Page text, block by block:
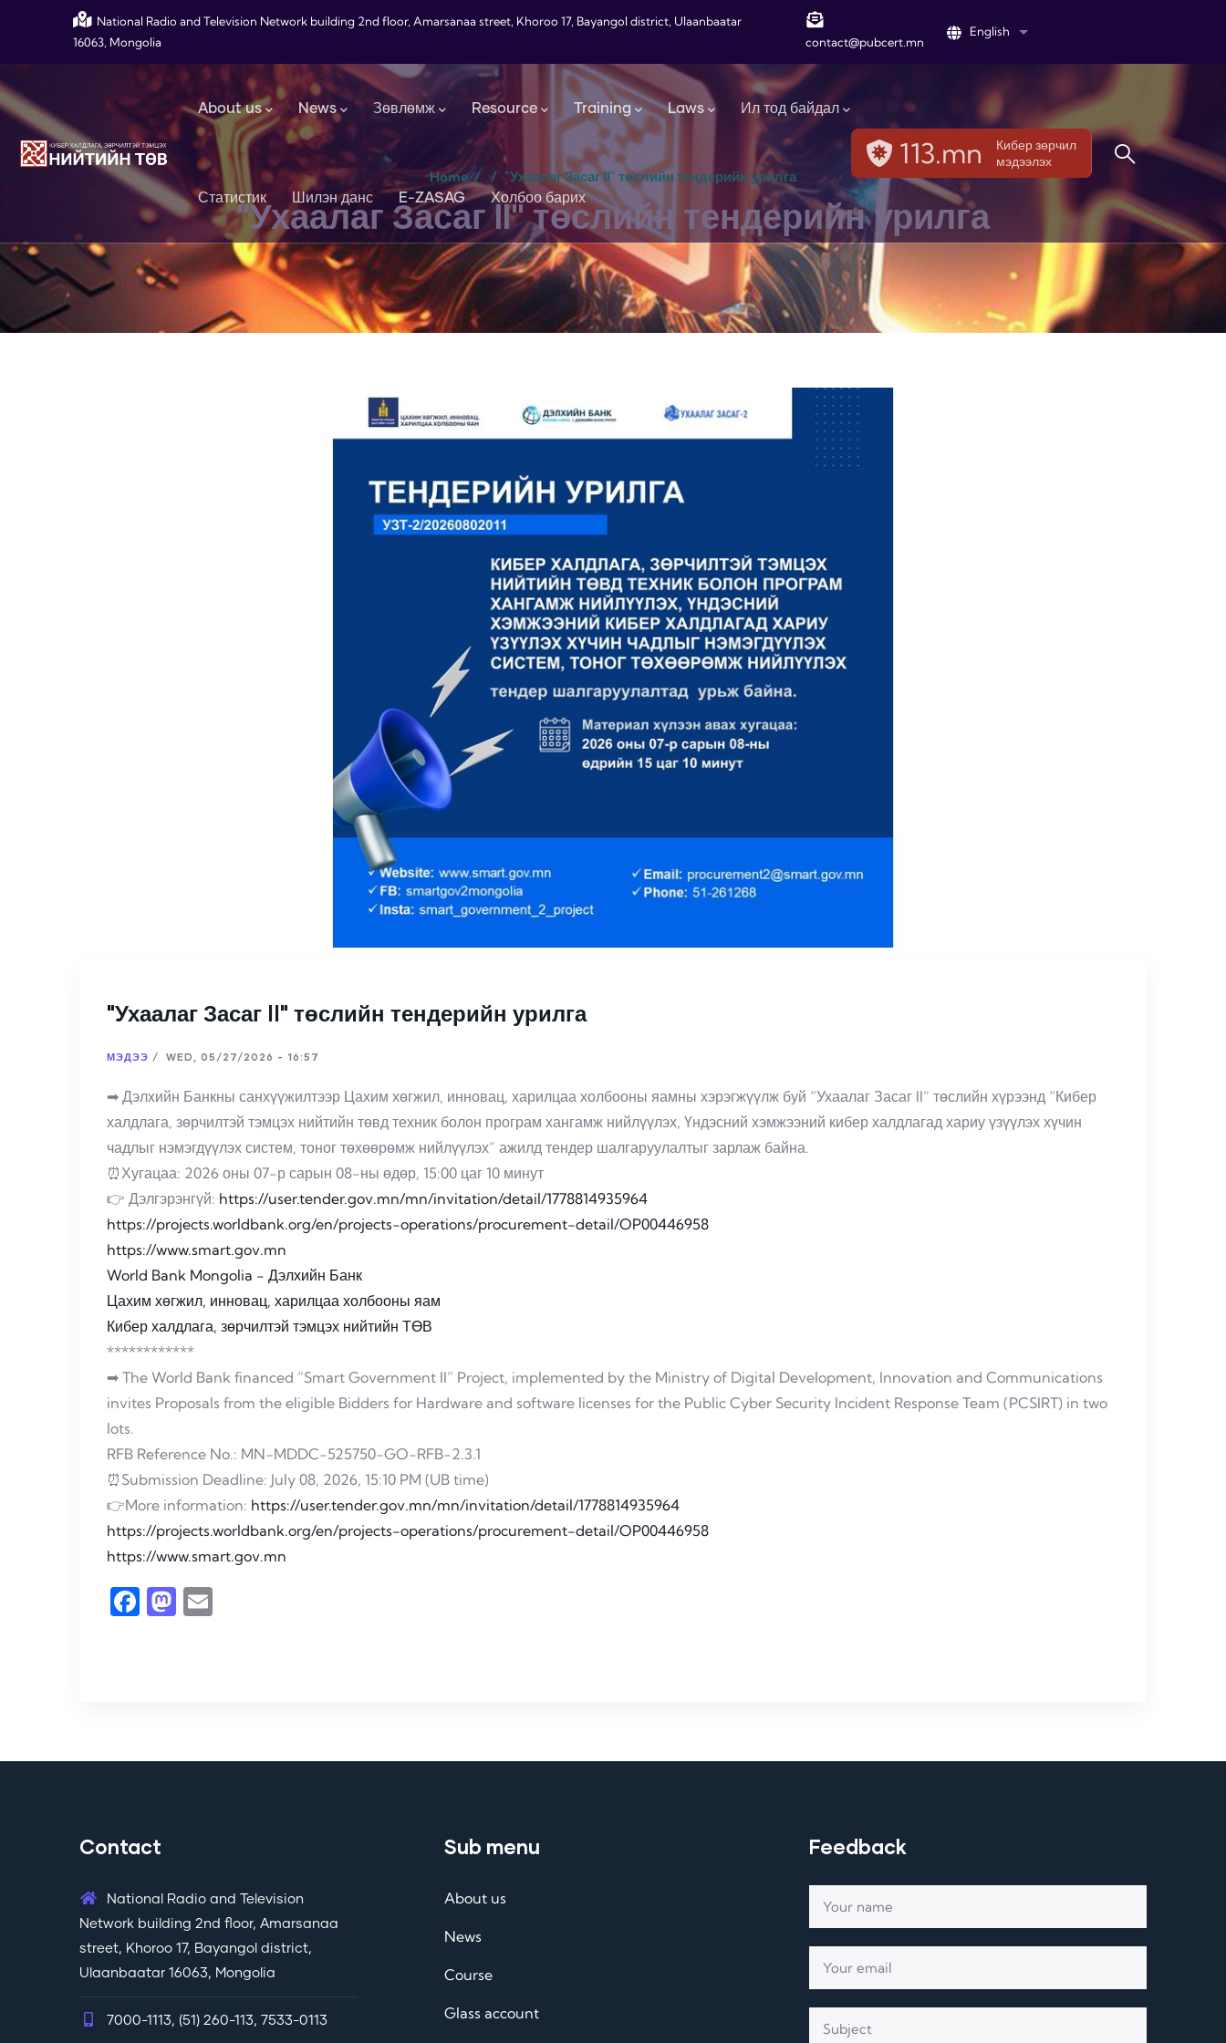
Skip to main contentNational Radio and Television Network building 2nd floor, Amarsanaa street, Khoroo 17, Bayangol district, Ulaanbaatar
16063, Mongolia
contact@pubcert.mn
English List additional actions
Main navigation
About us News Зөвлөмж Resource Training Laws Ил тод байдал
Статистик Шилэн данс E-ZASAG Холбоо барих
113.mn
Кибер зөрчил
мэдээлэх
Home/ / "Ухаалаг Засаг II" төслийн тендерийн урилга
"Ухаалаг Засаг II" төслийн тендерийн урилга
"Ухаалаг Засаг II" төслийн тендерийн урилга
МЭДЭЭ / WED, 05/27/2026 - 16:57
➡ Дэлхийн Банкны санхүүжилтээр Цахим хөгжил, инновац, харилцаа холбооны яамны хэрэгжүүлж буй “Ухаалаг Засаг II” төслийн хүрээнд “Кибер
халдлага, зөрчилтэй тэмцэх нийтийн төвд техник болон програм хангамж нийлүүлэх, Үндэсний хэмжээний кибер халдлагад хариу үзүүлэх хүчин
чадлыг нэмэгдүүлэх систем, тоног төхөөрөмж нийлүүлэх” ажилд тендер шалгаруулалтыг зарлаж байна.
⏰Хугацаа: 2026 оны 07-р сарын 08-ны өдөр, 15:00 цаг 10 минут
👉 Дэлгэрэнгүй: https://user.tender.gov.mn/mn/invitation/detail/1778814935964
https://projects.worldbank.org/en/projects-operations/procurement-detail/OP00446958
https://www.smart.gov.mn
World Bank Mongolia - Дэлхийн Банк
Цахим хөгжил, инновац, харилцаа холбооны яам
Кибер халдлага, зөрчилтэй тэмцэх нийтийн ТӨВ
************
➡ The World Bank financed “Smart Government II” Project, implemented by the Ministry of Digital Development, Innovation and Communications
invites Proposals from the eligible Bidders for Hardware and software licenses for the Public Cyber Security Incident Response Team (PCSIRT) in two
lots.
RFB Reference No.: MN-MDDC-525750-GO-RFB-2.3.1
⏰Submission Deadline: July 08, 2026, 15:10 PM (UB time)
👉More information: https://user.tender.gov.mn/mn/invitation/detail/1778814935964
https://projects.worldbank.org/en/projects-operations/procurement-detail/OP00446958
https://www.smart.gov.mn
Facebook
Mastodon
Contact
National Radio and Television
Network building 2nd floor, Amarsanaa
street, Khoroo 17, Bayangol district,
Ulaanbaatar 16063, Mongolia
7000-1113, (51) 260-113, 7533-0113
Sub menu
About us
News
Course
Glass account
Feedback